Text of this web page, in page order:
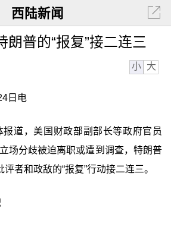
西陆新闻
朗普的“报复”接二连三
小 大
日电
报道，美国财政部副部长等政府官员
场分歧被迫离职或遭到调查，特朗普
评者和政敌的“报复”行动接二连三。